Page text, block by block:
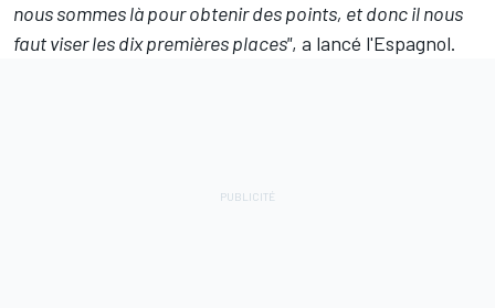
nous sommes là pour obtenir des points, et donc il nous
faut viser les dix premières places", a lancé l'Espagnol.